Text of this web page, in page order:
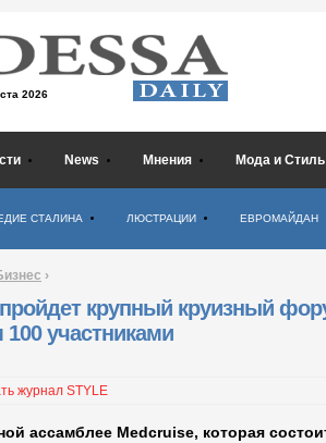
2026
News Мнения Мода и Стиль
СТАЛИНА ЛЮСТРАЦИИ ЕВРОМАЙДАН
›
крупный круизный
участниками
журнал STYLE
ассамблее Medcruise, которая